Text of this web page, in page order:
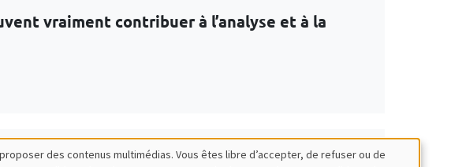
vraiment contribuer à l’analyse et à la
des contenus multimédias. Vous êtes libre d’accepter, de refuser ou de